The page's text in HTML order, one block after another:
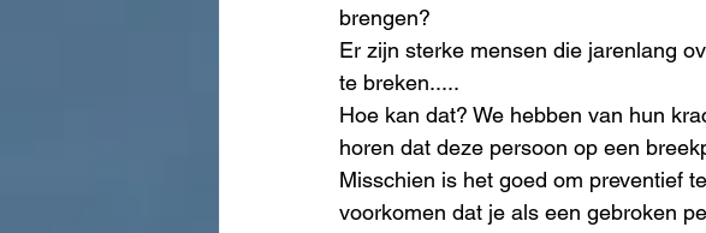
brengen?
Er zijn sterke mensen die jarenlang
te breken.....
Hoe kan dat? We hebben van hun
horen dat deze persoon op een
Misschien is het goed om preventief
voorkomen dat je als een gebroken